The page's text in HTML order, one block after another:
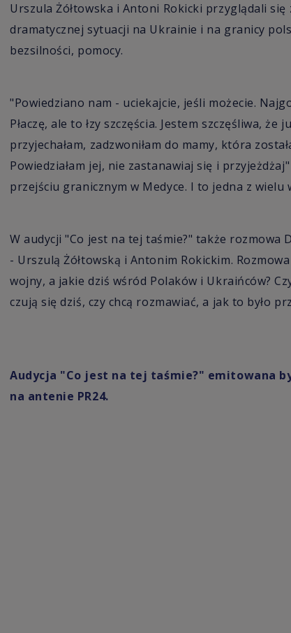
Urszula Żółtowska i Antoni Rokicki przyglądali
dramatycznej sytuacji na Ukrainie i na granicy
bezsilności, pomocy.
"Powiedziano nam - uciekajcie, jeśli możecie.
Płaczę, ale to łzy szczęścia. Jestem szczęśliwa,
przyjechałam, zadzwoniłam do mamy, która
Powiedziałam jej, nie zastanawiaj się i
przejściu granicznym w Medyce. I to jedna z
W audycji "Co jest na tej taśmie?" także
- Urszulą Żółtowską i Antonim Rokickim.
wojny, a jakie dziś wśród Polaków i Ukraińców?
czują się dziś, czy chcą rozmawiać, a jak to było
Audycja "Co jest na tej taśmie?" emitowana
na antenie PR24.